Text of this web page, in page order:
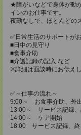
★障がいなどで身体が動
インのお仕事です。
夜勤なしで、ほとんどの
✅日常生活のサポートが
■日中の見守り
■食事介助
■介護記録の記入 など
※詳細は面談時にお伝え
✅～仕事の流れ～
9:00～ お食事介助、外
13:00～ サービス記録
14:00～ ケア開始
18:00 サービス記録、終